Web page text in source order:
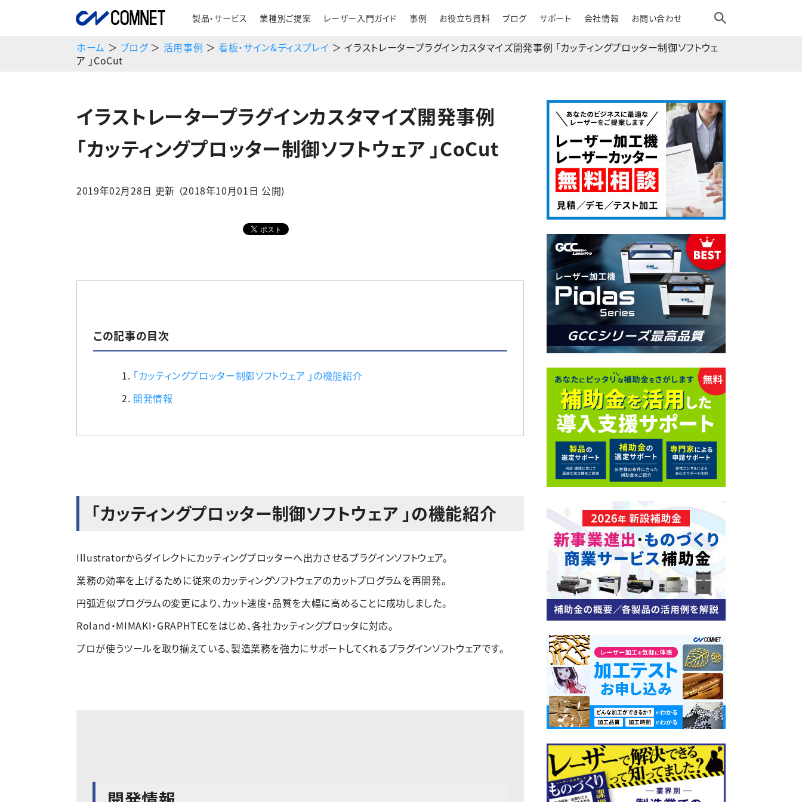
製品・サービス 業種別ご提案 レーザー入門ガイド 事例 お役立ち資料 ブログ サポート 会社情報 お問い合わせ
ホーム ＞ ブログ＞ 活用事例 ＞看板・サイン&ディスプレイ ＞ イラストレータープラグインカスタマイズ開発事例 「カッティングプロッター制御ソフトウェ
ア 」CoCut
イラストレータープラグインカスタマイズ開発事例
「カッティングプロッター制御ソフトウェア 」CoCut
2019年02月28日 更新 （2018年10月01日 公開)
この記事の目次
1. 「カッティングプロッター制御ソフトウェア 」の機能紹介
2. 開発情報
「カッティングプロッター制御ソフトウェア 」の機能紹介
Illustratorからダイレクトにカッティングプロッターへ出力させるプラグインソフトウェア。
業務の効率を上げるために従来のカッティングソフトウェアのカットプログラムを再開発。
円弧近似プログラムの変更により、カット速度・品質を大幅に高めることに成功しました。
Roland・MIMAKI・GRAPHTECをはじめ、各社カッティングプロッタに対応。
プロが使うツールを取り揃えている、製造業務を強力にサポートしてくれるプラグインソフトウェアです。